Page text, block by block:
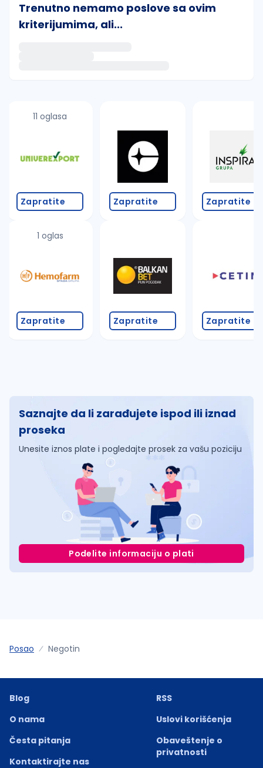
Trenutno nemamo poslove sa ovim
kriterijumima, ali...
proverite pravopisne greške (koristite č, ć, š, đ,
povećajte radijus za odabrani grad
promenite odabrane filtere pretrage
11 oglasa
Zapratite
1 oglas
Zapratite
Zapratite
Zapratite
Zapratite
Zapratite
Saznajte da li zarađujete ispod ili iznad
proseka
Unesite iznos plate i pogledajte prosek za vašu poziciju
Podelite informaciju o plati
Posao Negotin
Blog
O nama
Česta pitanja
Kontaktirajte nas
RSS
Uslovi korišćenja
Obaveštenje o
privatnosti